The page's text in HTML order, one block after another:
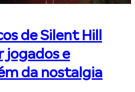
de Silent Hill
jogados e
da nostalgia